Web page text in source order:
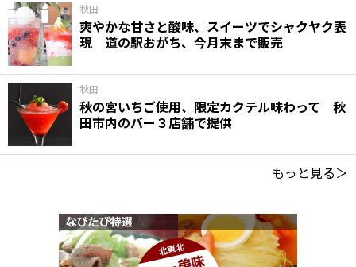
秋田
爽やかな甘さと酸味、スイーツでシャクヤク表
現 道の駅おがち、今月末まで販売
秋田
秋の宮いちご使用、限定カクテル味わって 秋
田市内のバー３店舗で提供
もっと見る＞